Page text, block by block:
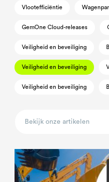
Vlootefficiëntie
GemOne Cloud-releases
Veiligheid en beveiliging
Veiligheid en beveiliging
Veiligheid en beveiliging